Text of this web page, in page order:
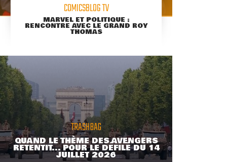
COMICSBLOG TV
MARVEL ET POLITIQUE :
RENCONTRE AVEC LE GRAND ROY
THOMAS
TRASHBAG
QUAND LE THÈME DES AVENGERS
RETENTIT... POUR LE DÉFILÉ DU 14
JUILLET 2026